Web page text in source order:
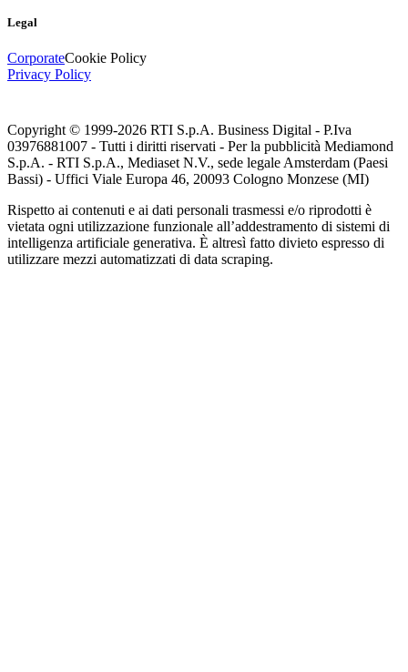
Legal
CorporateCookie Policy
Privacy Policy
Copyright © 1999-2026 RTI S.p.A. Business Digital - P.Iva
03976881007 - Tutti i diritti riservati - Per la pubblicità Mediamond
S.p.A. - RTI S.p.A., Mediaset N.V., sede legale Amsterdam (Paesi
Bassi) - Uffici Viale Europa 46, 20093 Cologno Monzese (MI)
Rispetto ai contenuti e ai dati personali trasmessi e/o riprodotti è
vietata ogni utilizzazione funzionale all’addestramento di sistemi di
intelligenza artificiale generativa. È altresì fatto divieto espresso di
utilizzare mezzi automatizzati di data scraping.